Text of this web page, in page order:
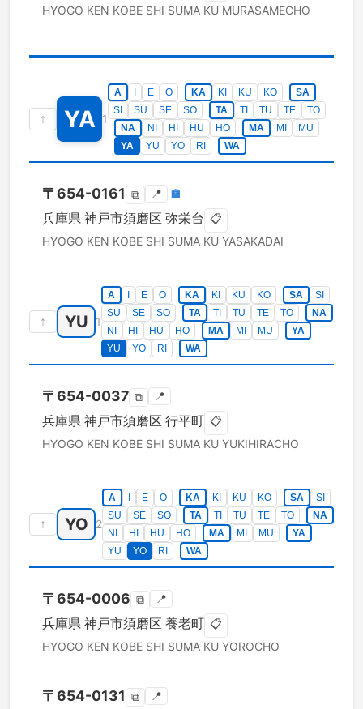
HYOGO KEN KOBE SHI SUMA KU MURASAMECHO
↑ YA 1
A E O KA KI KU KO
SA
SI
SU SE SO TA TI TU TE
TO
NA
NI HI HU HO MA MI
MU
YA
YU YO RI WA
〒654-0161 ⧉ 📍 🏣
兵庫県 神戸市須磨区 弥栄台 📋
HYOGO KEN KOBE SHI SUMA KU YASAKADAI
↑ YU 1
A E O KA KI KU KO SA
SI
SU
SE SO TA TI TU TE TO
NA
NI
HI HU HO MA MI MU
YA
YU
YO RI WA
〒654-0037 ⧉ 📍
兵庫県 神戸市須磨区 行平町 📋
HYOGO KEN KOBE SHI SUMA KU YUKIHIRACHO
↑ YO 2
A E O KA KI KU KO SA
SI
SU
SE SO TA TI TU TE TO
NA
NI
HI HU HO MA MI MU
YA
YU
YO RI WA
〒654-0006 ⧉ 📍
兵庫県 神戸市須磨区 養老町 📋
HYOGO KEN KOBE SHI SUMA KU YOROCHO
〒654-0131 ⧉ 📍